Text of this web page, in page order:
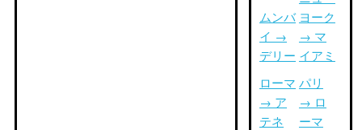
ムンバ
イ →
デリー
ローマ
→ ア
テネ
ヨーク
→ マ
イアミ
パリ
→ ロ
ーマ